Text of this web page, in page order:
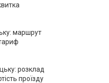
маршрут
розклад
проїзду